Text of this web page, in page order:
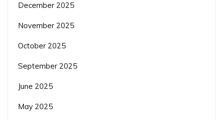
December 2025
November 2025
October 2025
September 2025
June 2025
May 2025